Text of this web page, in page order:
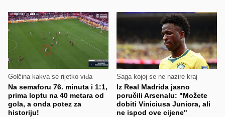
Golčina kakva se rijetko viđa
Na semaforu 76. minuta i 1:1,
prima loptu na 40 metara od
gola, a onda potez za
historiju!
Saga kojoj se ne nazire kraj
Iz Real Madrida jasno
poručili Arsenalu: "Možete
dobiti Viniciusa Juniora, ali
ne ispod ove cijene"